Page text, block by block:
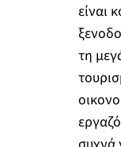
είναι
τη